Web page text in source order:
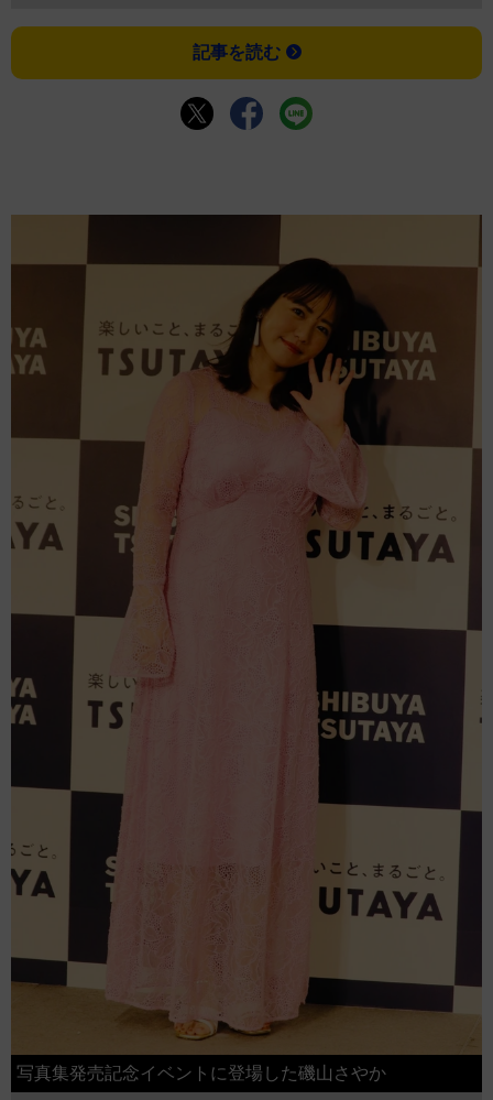
記事を読む
写真集発売記念イベントに登場した磯山さやか